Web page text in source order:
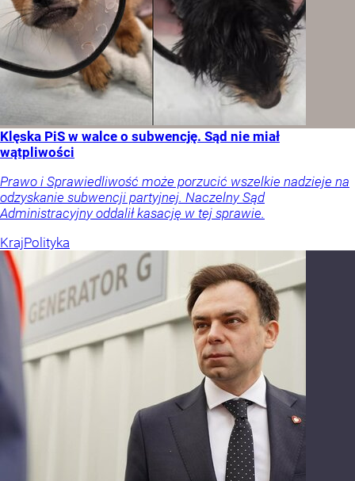
Klęska PiS w walce o subwencję. Sąd nie miał
wątpliwości
Prawo i Sprawiedliwość może porzucić wszelkie nadzieje na
odzyskanie subwencji partyjnej. Naczelny Sąd
Administracyjny oddalił kasację w tej sprawie.
KrajPolityka